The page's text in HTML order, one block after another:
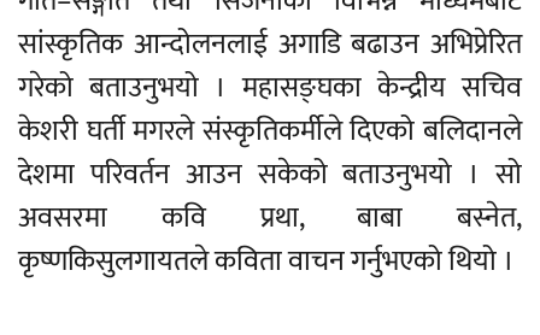
सांस्कृतिक आन्दोलनलाई अगाडि बढाउन अभिप्रेरित
गरेको बताउनुभयो । महासङ्घका केन्द्रीय सचिव
केशरी घर्ती मगरले संस्कृतिकर्मीले दिएको बलिदानले
देशमा परिवर्तन आउन सकेको बताउनुभयो । सो
अवसरमा कवि प्रथा, बाबा बस्नेत,
कृष्णकिसुलगायतले कविता वाचन गर्नुभएको थियो ।